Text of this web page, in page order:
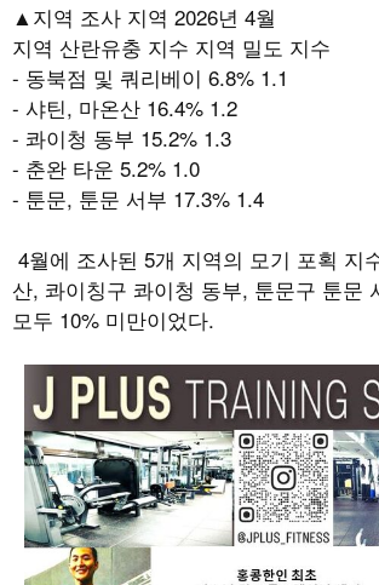
▲지역 조사 지역 2026년 4월
지역 산란유충 지수 지역 밀도 지수
- 동북점 및 쿼리베이 6.8% 1.1
- 샤틴, 마온산 16.4% 1.2
- 콰이청 동부 15.2% 1.3
- 춘완 타운 5.2% 1.0
- 툰문, 툰문 서부 17.3% 1.4
4월에 조사된 5개 지역의 모기 포획 지
산, 콰이칭구 콰이청 동부, 툰문구 툰문
모두 10% 미만이었다.